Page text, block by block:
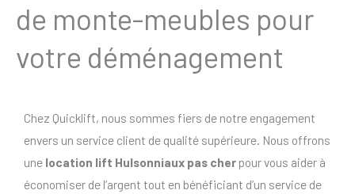
de monte-meubles pour
votre déménagement
Chez Quicklift, nous sommes fiers de notre engagement
envers un service client de qualité supérieure. Nous offrons
une location lift Hulsonniaux pas cher pour vous aider à
économiser de l’argent tout en bénéficiant d’un service de